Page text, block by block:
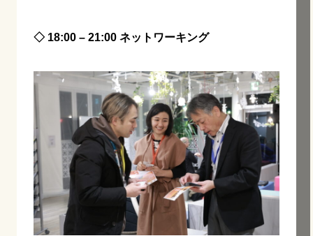
◇ 18:00 – 21:00 ネットワーキング